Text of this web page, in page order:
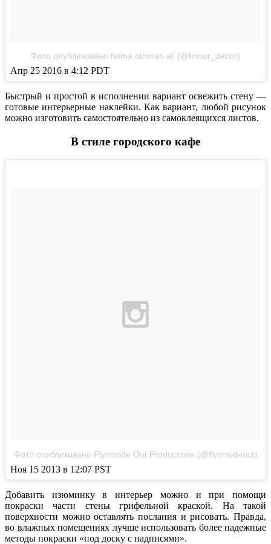
Фото опубликовано fatma othman ali (@tinour_decor)
Апр 25 2016 в 4:12 PDT
Быстрый и простой в исполнении вариант освежить стену —
готовые интерьерные наклейки. Как вариант, любой рисунок
можно изготовить самостоятельно из самоклеящихся листов.
В стиле городского кафе
Фото опубликовано Flynnside Out Productions (@flynnsideout)
Ноя 15 2013 в 12:07 PST
Добавить изюминку в интерьер можно и при помощи
покраски части стены грифельной краской. На такой
поверхности можно оставлять послания и рисовать. Правда,
во влажных помещениях лучше использовать более надежные
методы покраски «под доску с надписями».